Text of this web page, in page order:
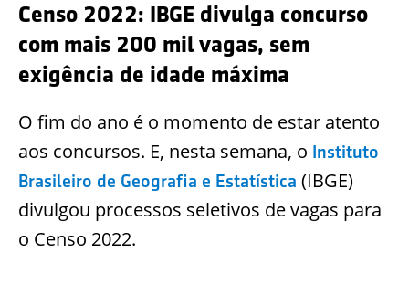
Censo 2022: IBGE divulga concurso
com mais 200 mil vagas, sem
exigência de idade máxima
O fim do ano é o momento de estar atento
aos concursos. E, nesta semana, o Instituto
Brasileiro de Geografia e Estatística (IBGE)
divulgou processos seletivos de vagas para
o Censo 2022.